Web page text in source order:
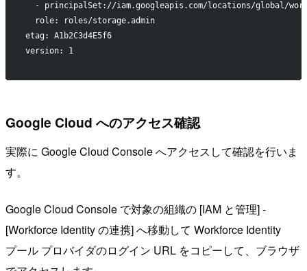
- principalSet://iam.googleapis.com/locations/global/
  role: roles/storage.admin
etag: A1b2C3d4E5f6
version: 1
Google Cloud へのアクセス確認
実際に Google Cloud Console へアクセスして確認を行いま
す。
Google Cloud Console で対象の組織の [IAM と管理] -
[Workforce Identity の連携] へ移動して Workforce Identity
プール プロバイダのログイン URL をコピーして、ブラウザ